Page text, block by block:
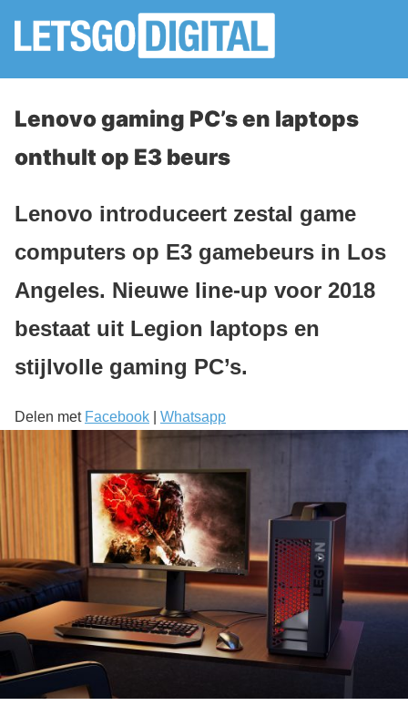
Lenovo gaming PC’s en laptops
onthult op E3 beurs
Lenovo introduceert zestal game
computers op E3 gamebeurs in Los
Angeles. Nieuwe line-up voor 2018
bestaat uit Legion laptops en
stijlvolle gaming PC’s.
Delen met Facebook Whatsapp